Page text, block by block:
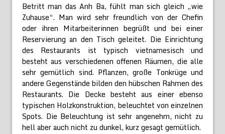
Betritt man das Anh Ba, fühlt man sich gleich „wie
Zuhause“. Man wird sehr freundlich von der Chefin
oder ihren Mitarbeiterinnen begrüßt und bei einer
Reservierung an den Tisch geleitet. Die Einrichtung
des Restaurants ist typisch vietnamesisch und
besteht aus verschiedenen offenen Räumen, die alle
sehr gemütlich sind. Pflanzen, große Tonkrüge und
andere Gegenstände bilden den hübschen Rahmen des
Restaurants. Die Decke besteht aus einer ebenso
typischen Holzkonstruktion, beleuchtet von einzelnen
Spots. Die Beleuchtung ist sehr angenehm, nicht zu
hell aber auch nicht zu dunkel, kurz gesagt gemütlich.